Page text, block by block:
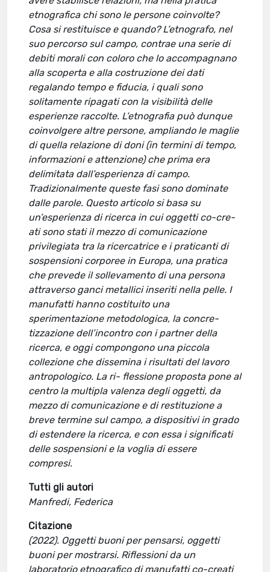
etnografica chi sono le persone coinvolte?
Cosa si restituisce e quando? L’etnografo, nel
suo percorso sul campo, contrae una serie di
debiti morali con coloro che lo accompagnano
alla scoperta e alla costruzione dei dati
regalando tempo e fiducia, i quali sono
solitamente ripagati con la visibilità delle
esperienze raccolte. L’etnografia può dunque
coinvolgere altre persone, ampliando le maglie
di quella relazione di doni (in termini di tempo,
informazioni e attenzione) che prima era
delimitata dall’esperienza di campo.
Tradizionalmente queste fasi sono dominate
dalle parole. Questo articolo si basa su
un’esperienza di ricerca in cui oggetti co-cre-
ati sono stati il mezzo di comunicazione
privilegiata tra la ricercatrice e i praticanti di
sospensioni corporee in Europa, una pratica
che prevede il sollevamento di una persona
attraverso ganci metallici inseriti nella pelle. I
manufatti hanno costituito una
sperimentazione metodologica, la concre-
tizzazione dell’incontro con i partner della
ricerca, e oggi compongono una piccola
collezione che dissemina i risultati del lavoro
antropologico. La ri- flessione proposta pone al
centro la multipla valenza degli oggetti, da
mezzo di comunicazione e di restituzione a
breve termine sul campo, a dispositivi in grado
di estendere la ricerca, e con essa i significati
delle sospensioni e la voglia di essere
compresi.
Tutti gli autori
Manfredi, Federica
Citazione
(2022). Oggetti buoni per pensarsi, oggetti
buoni per mostrarsi. Riflessioni da un
laboratorio etnografico di manufatti co-creati